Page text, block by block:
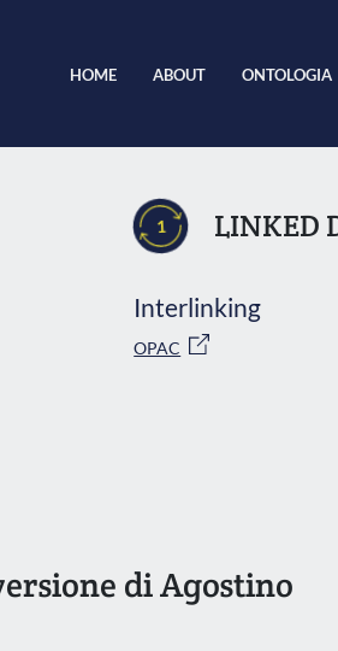
HOME ABOUT ONTOLOGIA
1 LINKED
Interlinking
OPAC
di Agostino